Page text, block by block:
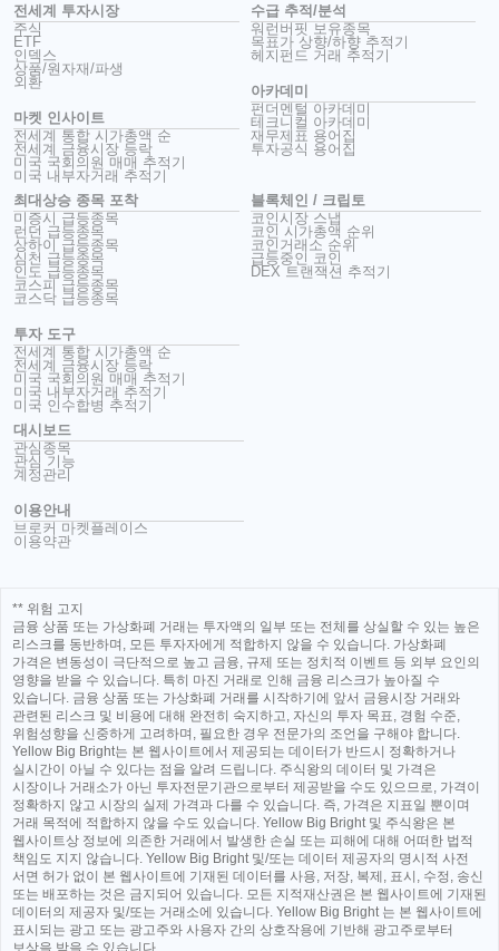
전세계 투자시장
주식
ETF
인덱스
상품/원자재/파생
외환
마켓 인사이트
전세계 통합 시가총액 순
전세계 금융시장 등락
미국 국회의원 매매 추적기
미국 내부자거래 추적기
수급 추적/분석
워런버핏 보유종목
목표가 상향/하향 추적기
헤지펀드 거래 추적기
아카데미
펀더멘털 아카데미
테크니컬 아카데미
재무제표 용어집
투자공식 용어집
최대상승 종목 포착
미증시 급등종목
런던 급등종목
상하이 급등종목
심천 급등종목
인도 급등종목
코스피 급등종목
코스닥 급등종목
투자 도구
전세계 통합 시가총액 순
전세계 금융시장 등락
미국 국회의원 매매 추적기
미국 내부자거래 추적기
미국 인수합병 추적기
블록체인 / 크립토
코인시장 스냅
코인 시가총액 순위
코인거래소 순위
급등중인 코인
DEX 트랜잭션 추적기
대시보드
관심종목
관심 기능
계정관리
이용안내
브로커 마켓플레이스
이용약관
** 위험 고지
금융 상품 또는 가상화폐 거래는 투자액의 일부 또는 전체를 상실할 수 있는 높은
리스크를 동반하며, 모든 투자자에게 적합하지 않을 수 있습니다. 가상화폐
가격은 변동성이 극단적으로 높고 금융, 규제 또는 정치적 이벤트 등 외부 요인의
영향을 받을 수 있습니다. 특히 마진 거래로 인해 금융 리스크가 높아질 수
있습니다. 금융 상품 또는 가상화폐 거래를 시작하기에 앞서 금융시장 거래와
관련된 리스크 및 비용에 대해 완전히 숙지하고, 자신의 투자 목표, 경험 수준,
위험성향을 신중하게 고려하며, 필요한 경우 전문가의 조언을 구해야 합니다.
Yellow Big Bright는 본 웹사이트에서 제공되는 데이터가 반드시 정확하거나
실시간이 아닐 수 있다는 점을 알려 드립니다. 주식왕의 데이터 및 가격은
시장이나 거래소가 아닌 투자전문기관으로부터 제공받을 수도 있으므로, 가격이
정확하지 않고 시장의 실제 가격과 다를 수 있습니다. 즉, 가격은 지표일 뿐이며
거래 목적에 적합하지 않을 수도 있습니다. Yellow Big Bright 및 주식왕은 본
웹사이트상 정보에 의존한 거래에서 발생한 손실 또는 피해에 대해 어떠한 법적
책임도 지지 않습니다. Yellow Big Bright 및/또는 데이터 제공자의 명시적 사전
서면 허가 없이 본 웹사이트에 기재된 데이터를 사용, 저장, 복제, 표시, 수정, 송신
또는 배포하는 것은 금지되어 있습니다. 모든 지적재산권은 본 웹사이트에 기재된
데이터의 제공자 및/또는 거래소에 있습니다. Yellow Big Bright 는 본 웹사이트에
표시되는 광고 또는 광고주와 사용자 간의 상호작용에 기반해 광고주로부터
보상을 받을 수 있습니다.